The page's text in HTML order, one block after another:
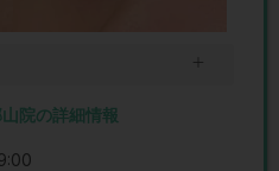
＋
院の詳細情報